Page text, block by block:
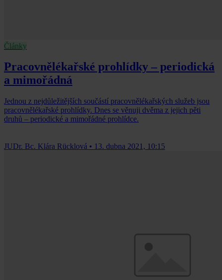
Články
Pracovnělékařské prohlídky – periodická
a mimořádná
Jednou z nejdůležitějších součástí pracovnělékařských služeb jsou
pracovnělékařské prohlídky. Dnes se věnuji dvěma z jejich pěti
druhů – periodické a mimořádné prohlídce.
JUDr. Bc. Klára Rücklová • 13. dubna 2021, 10:15